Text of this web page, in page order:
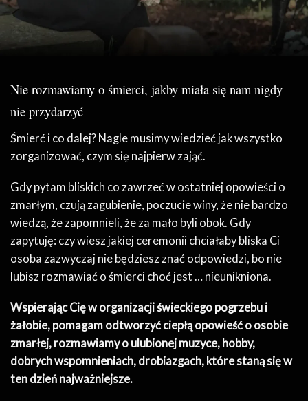
Nie rozmawiamy o śmierci, jakby miała się nam nigdy
nie przydarzyć
Śmierć i co dalej? Nagle musimy wiedzieć jak wszystko
zorganizować, czym się najpierw zająć.
Gdy pytam bliskich co zawrzeć w ostatniej opowieści o
zmarłym, czują zagubienie, poczucie winy, że nie bardzo
wiedzą, że zapomnieli, że za mało byli obok. Gdy
zapytuję: czy wiesz jakiej ceremonii chciałaby bliska Ci
osoba zazwyczaj nie będziesz znać odpowiedzi, bo nie
lubisz rozmawiać o śmierci choć jest … nieunikniona.
Wspierając Cię w organizacji świeckiego pogrzebu i
żałobie, pomagam odtworzyć ciepłą opowieść o osobie
zmarłej, rozmawiamy o ulubionej muzyce, hobby,
dobrych wspomnieniach, drobiazgach, które staną się w
ten dzień najważniejsze.